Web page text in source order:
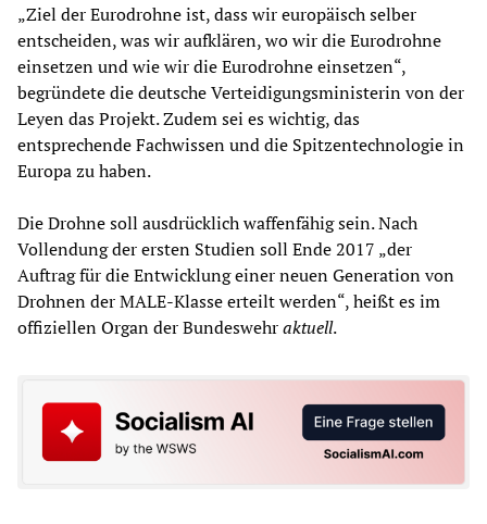
„Ziel der Eurodrohne ist, dass wir europäisch selber
entscheiden, was wir aufklären, wo wir die Eurodrohne
einsetzen und wie wir die Eurodrohne einsetzen“,
begründete die deutsche Verteidigungsministerin von der
Leyen das Projekt. Zudem sei es wichtig, das
entsprechende Fachwissen und die Spitzentechnologie in
Europa zu haben.
Die Drohne soll ausdrücklich waffenfähig sein. Nach
Vollendung der ersten Studien soll Ende 2017 „der
Auftrag für die Entwicklung einer neuen Generation von
Drohnen der MALE-Klasse erteilt werden“, heißt es im
offiziellen Organ der Bundeswehraktuell.